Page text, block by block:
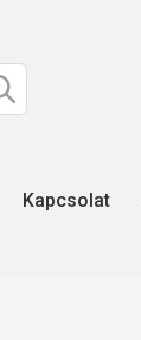
Kapcsolat